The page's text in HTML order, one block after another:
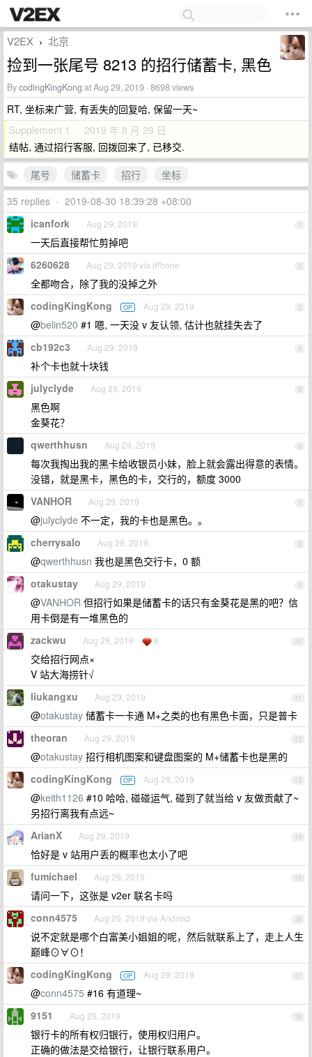
V2EX › 北京
捡到一张尾号 8213 的招行储蓄卡, 黑色
BycodingKingKong at Aug 29, 2019 · 8698 views
RT, 坐标来广营, 有丢失的回复哈, 保留一天~
Supplement 1 · 2019 年 8 月 29 日
结帖, 通过招行客服, 回拨回来了, 已移交.
尾号
储蓄卡 招行
坐标
35 replies • 2019-08-30 18:39:28 +08:00
1
icanfork Aug 29, 2019
一天后直接帮忙剪掉吧
2
6260628 Aug 29, 2019 via iPhone
全都吻合，除了我的没掉之外
3
codingKingKong OP Aug 29, 2019
@belin520 #1 嗯, 一天没 v 友认领, 估计也就挂失去了
4
cb192c3 Aug 29, 2019
补个卡也就十块钱
5
julyclyde Aug 29, 2019
黑色啊
金葵花？
6
qwerthhusn Aug 29, 2019
每次我掏出我的黑卡给收银员小妹，脸上就会露出得意的表情。
没错，就是黑卡，黑色的卡，交行的，额度 3000
7
VANHOR Aug 29, 2019
@julyclyde 不一定，我的卡也是黑色。。
8
cherrysalo Aug 29, 2019
@qwerthhusn 我也是黑色交行卡，0 额
9
otakustay Aug 29, 2019
@VANHOR 但招行如果是储蓄卡的话只有金葵花是黑的吧？信
用卡倒是有一堆黑色的
10
zackwu Aug 29, 2019 6
交给招行网点×
V 站大海捞针√
11
liukangxu Aug 29, 2019
@otakustay 储蓄卡一卡通 M+之类的也有黑色卡面，只是普卡
12
theoran Aug 29, 2019
@otakustay 招行相机图案和键盘图案的 M+储蓄卡也是黑的
13
codingKingKong OP Aug 29, 2019
@keith1126 #10 哈哈, 碰碰运气, 碰到了就当给 v 友做贡献了~
另招行离我有点远~
14
ArianX Aug 29, 2019
恰好是 v 站用户丢的概率也太小了吧
15
fumichael Aug 29, 2019
请问一下，这张是 v2er 联名卡吗
16
conn4575 Aug 29, 2019 via Android
说不定就是哪个白富美小姐姐的呢，然后就联系上了，走上人生
巅峰⊙∀⊙！
17
codingKingKong OP Aug 29, 2019
@conn4575 #16 有道理~
18
9151 Aug 29, 2019
银行卡的所有权归银行，使用权归用户。
正确的做法是交给银行，让银行联系用户。